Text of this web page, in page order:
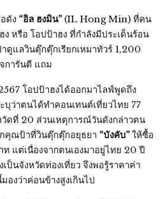
ดัง “อิล ฮงมิน”(IL Hong Min) ที่คน
หรือ โอปป้าฮง ที่กำลังมีประเด็นร้อน
ดูแลวินตุ๊กตุ๊กเรียกเหมาทัวร์ 1,200
การันตี แถม
โอปป้าฮงได้ออกมาไลฟ์พูดถึง
บุว่าตนได้ทำคอนเทนต์เที่ยวไทย 77
วัดที่ 20 ส่วนเหตุการณ์วันดังกล่าวตน
กคุณป้าที่วินตุ๊กตุ๊กอยุธยา “บังคับ”ให้ซื้อ
แต่เนื่องจากตนเองมาอยู่ไทย 20 ปี
ป็นจังหวัดท่องเที่ยว จึงพอรู้ราคาค่า
องว่าค่อนข้างสูงเกินไป